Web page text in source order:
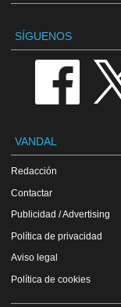
SÍGUENOS
VANDAL
Redacción
Contactar
Publicidad / Advertising
Política de privacidad
Aviso legal
Política de cookies